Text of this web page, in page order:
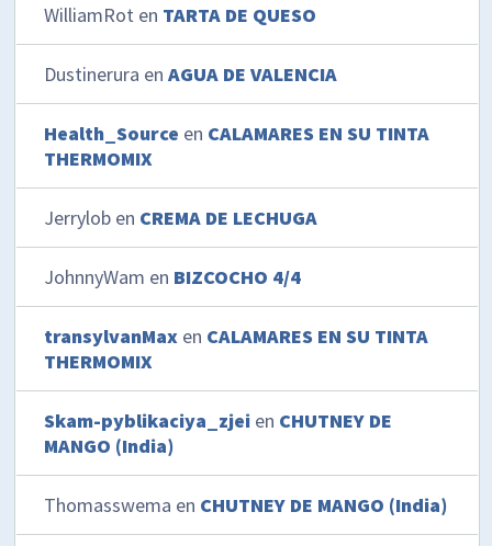
WilliamRot en TARTA DE QUESO
Dustinerura enAGUA DE VALENCIA
Health_Source en CALAMARES EN SU TINTA
THERMOMIX
Jerrylob en CREMA DE LECHUGA
JohnnyWam en BIZCOCHO 4/4
transylvanMax en CALAMARES EN SU TINTA
THERMOMIX
Skam-pyblikaciya_zjei en CHUTNEY DE
MANGO (India)
Thomasswema en CHUTNEY DE MANGO (India)